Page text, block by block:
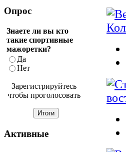
Опрос
Знаете ли вы кто
такие спортивные
мажоретки?
Да
Нет
Зарегистрируйтесь
чтобы проголосовать
Активные